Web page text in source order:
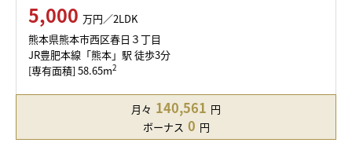
5,000 万円／2LDK
熊本県熊本市西区春日３丁目
JR豊肥本線「熊本」駅 徒歩3分
[専有面積] 58.65m2
月々 140,561 円
ボーナス 0 円